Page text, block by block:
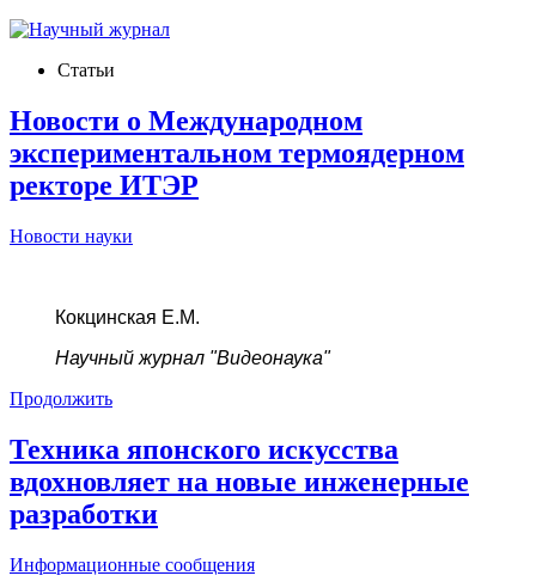
Статьи
Новости о Международном
экспериментальном термоядерном
ректоре ИТЭР
Новости науки
Кокцинская Е.М.
Научный журнал "Видеонаука"
Продолжить
Техника японского искусства
вдохновляет на новые инженерные
разработки
Информационные сообщения